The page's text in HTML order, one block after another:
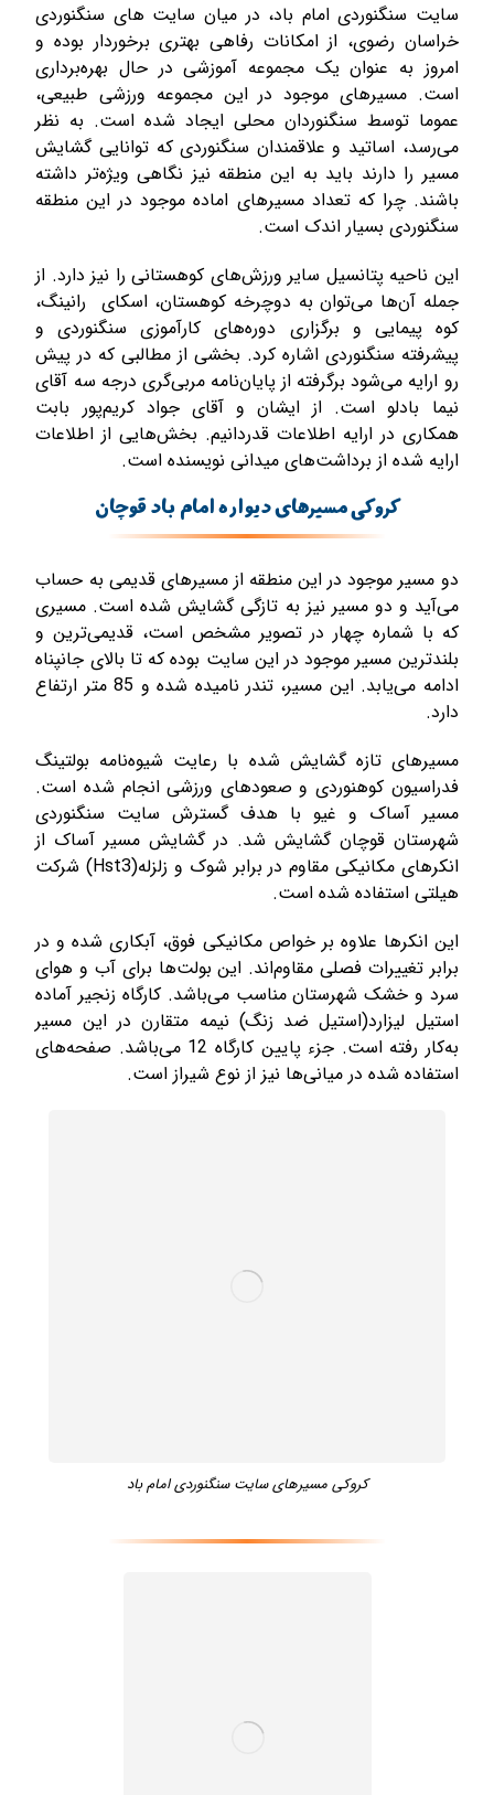
سایت سنگنوردی امام باد، در میان سایت های سنگنوردی
خراسان رضوی، از امکانات رفاهی بهتری برخوردار بوده و
امروز به عنوان یک مجموعه آموزشی در حال بهره‌برداری
است. مسیرهای موجود در این مجموعه ورزشی طبیعی،
عموما توسط سنگنوردان محلی ایجاد شده است. به نظر
می‌رسد، اساتید و علاقمندان سنگنوردی که توانایی گشایش
مسیر را دارند باید به این منطقه نیز نگاهی ویژه‌تر داشته
باشند. چرا که تعداد مسیرهای اماده موجود در این منطقه
سنگنوردی بسیار اندک است.
این ناحیه پتانسیل سایر ورزش‌های کوهستانی را نیز دارد. از
جمله آن‌ها می‌توان به دوچرخه کوهستان، اسکای رانینگ،
کوه پیمایی و برگزاری دوره‌های کارآموزی سنگنوردی و
پیشرفته سنگنوردی اشاره کرد. بخشی از مطالبی که در پیش
رو ارایه می‌شود برگرفته از پایان‌نامه مربی‌گری درجه سه آقای
نیما بادلو است. از ایشان و آقای جواد کریم‌پور بابت
همکاری در ارایه اطلاعات قدردانیم. بخش‌هایی از اطلاعات
ارایه شده از برداشت‌های میدانی نویسنده است.
کروکی مسیرهای دیواره امام باد قوچان
دو مسیر موجود در این منطقه از مسیرهای قدیمی به حساب
می‌آید و دو مسیر نیز به تازگی گشایش شده است. مسیری
که با شماره چهار در تصویر مشخص است، قدیمی‌ترین و
بلندترین مسیر موجود در این سایت بوده که تا بالای جانپناه
ادامه می‌یابد. این مسیر، تندر نامیده شده و 85 متر ارتفاع
دارد.
مسیرهای تازه گشایش شده با رعایت شیوه‌نامه بولتینگ
فدراسیون کوهنوردی و صعودهای ورزشی انجام شده است.
مسیر آساک و غیو با هدف گسترش سایت سنگنوردی
شهرستان قوچان گشایش شد. در گشایش مسیر آساک از
انکرهای مکانیکی مقاوم در برابر شوک و زلزله(Hst3) شرکت
هیلتی استفاده شده است.
این انکرها علاوه بر خواص مکانیکی فوق، آبکاری شده و در
برابر تغییرات فصلی مقاوم‌اند. این بولت‌ها برای آب و هوای
سرد و خشک شهرستان مناسب می‌­باشد. کارگاه زنجیر آماده
استیل لیزارد(استیل ضد زنگ) نیمه متقارن در این مسیر
به‌کار رفته است. جزء پایین کارگاه 12 می­‌باشد. صفحه­‌های
استفاده شده در میانی­‌ها نیز از نوع شیراز است.
کروکی مسیرهای سایت سنگنوردی امام باد